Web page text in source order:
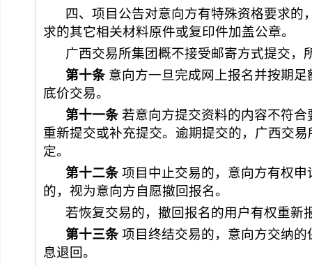
四、项目公告对意向方有特殊资格要求
求的其它相关材料原件或复印件加盖公章。
广西交易所集团概不接受邮寄方式提交，
第十条 意向方一旦完成网上报名并按期
底价交易。
第十一条 若意向方提交资料的内容不符合
重新提交或补充提交。逾期提交的， 广西交易
定。
第十二条 项目中止交易的，意向方有权
的，视为意向方自愿撤回报名。
若恢复交易的，撤回报名的用户有权重新
第十三条 项目终结交易的，意向方交纳的
息退回。